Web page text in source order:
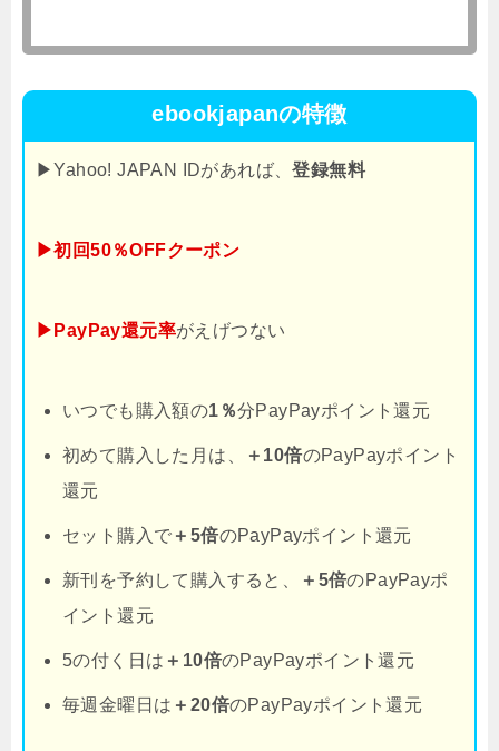
ebookjapanの特徴
▶Yahoo! JAPAN IDがあれば、登録無料
▶初回50％OFFクーポン
▶PayPay還元率がえげつない
いつでも購入額の1％分PayPayポイント還元
初めて購入した月は、 ＋10倍のPayPayポイント
還元
セット購入で ＋5倍のPayPayポイント還元
新刊を予約して購入すると、 ＋5倍のPayPayポ
イント還元
5の付く日は ＋10倍のPayPayポイント還元
毎週金曜日は ＋20倍のPayPayポイント還元